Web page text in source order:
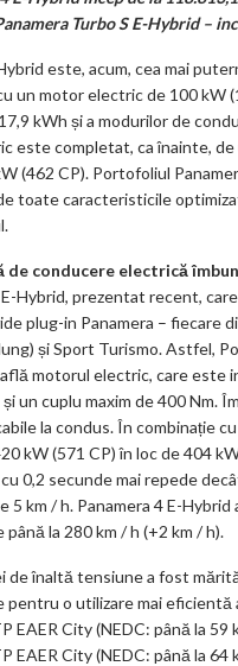
Turbo S E-Hybrid –
este, acum, cea mai
un motor electric de 100 kW
kWh și a modurilor de
este completat, ca înainte,
(462 CP). Portofoliul
toate caracteristicile
de conducere electrică
E-Hybrid, prezentat recent,
plug-in Panamera –
și Sport Turismo. Astfel,
motorul electric, care este
un cuplu maxim de 400 Nm.
la condus. În combinație
kW (571 CP) în loc de 404
0,2 secunde mai repede
km / h. Panamera 4 E-
la 280 km / h (+2 km / h).
înaltă tensiune a fost
o utilizare mai eficientă
EAER City (NEDC: până la
EAER City (NEDC: până la